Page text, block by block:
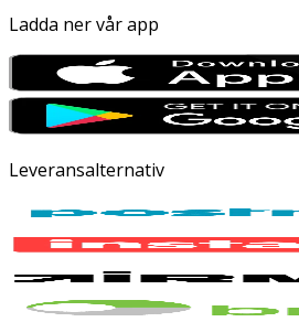
Ladda ner vår app
Leveransalternativ